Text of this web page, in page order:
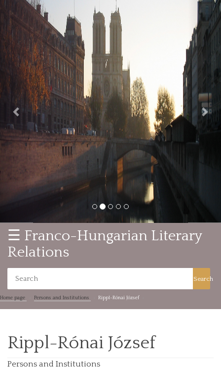
Previous
☰ Franco-Hungarian Literary
Relations
Search
Home page Persons and Institutions Rippl-Rónai József
Rippl-Rónai József
Persons and Institutions